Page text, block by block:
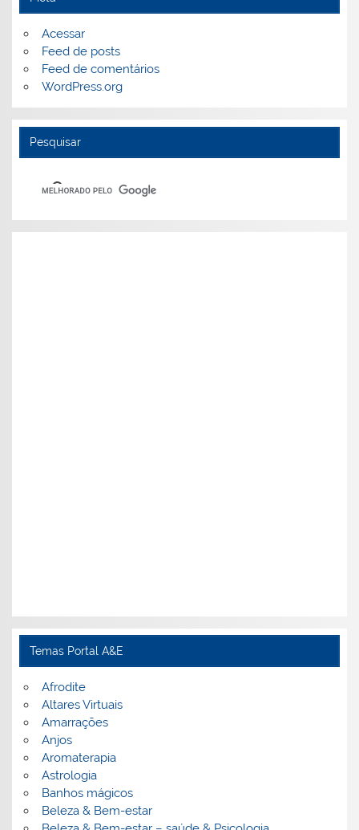
Acessar
Feed de posts
Feed de comentários
WordPress.org
Pesquisar
Temas Portal A&E
Afrodite
Altares Virtuais
Amarrações
Anjos
Aromaterapia
Astrologia
Banhos mágicos
Beleza & Bem-estar